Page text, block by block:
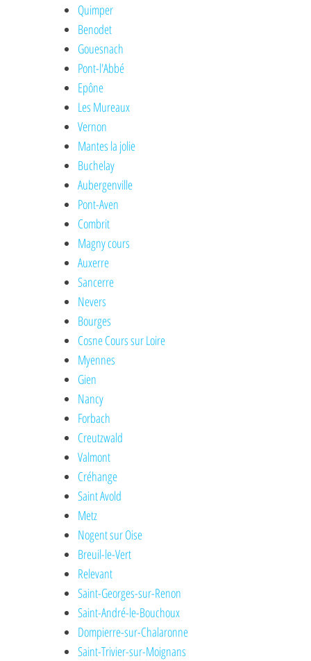
Quimper
Benodet
Gouesnach
Pont-l'Abbé
Epône
Les Mureaux
Vernon
Mantes la jolie
Buchelay
Aubergenville
Pont-Aven
Combrit
Magny cours
Auxerre
Sancerre
Nevers
Bourges
Cosne Cours sur Loire
Myennes
Gien
Nancy
Forbach
Creutzwald
Valmont
Créhange
Saint Avold
Metz
Nogent sur Oise
Breuil-le-Vert
Relevant
Saint-Georges-sur-Renon
Saint-André-le-Bouchoux
Dompierre-sur-Chalaronne
Saint-Trivier-sur-Moignans